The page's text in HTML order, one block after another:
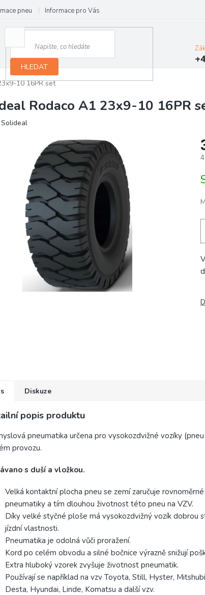
pneu Informace pro Vás
HLEDAT
10 16PR set
Rodaco A1 23x9-10 16PR
Solideal
Diskuze
popis produktu
pneumatika určena pro vysokozdvižné vozíky
provozu.
s duší a vložkou.
Velká kontaktní plocha pneu se zemí zaručuje
pneumatiky a tím dlouhou životnost této pneu na VZV.
Díky velké styčné ploše má vysokozdvižný vozík dobrou
jízdní vlastnosti.
Pneumatika je odolná vůči proražení.
Kord po celém obvodu a silné bočnice výrazně snižují
Extra hluboký vzorek zvyšuje životnost pneumatik.
Používají se například na vzv Toyota, Still, Hyster,
Desta, Hyundai, Linde, Komatsu a další vzv.